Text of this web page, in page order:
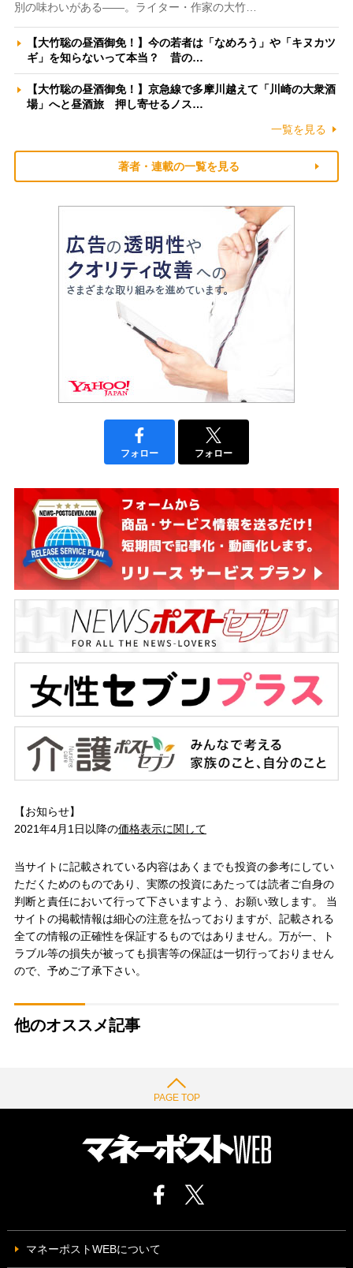
別の味わいがある――。ライター・作家の大竹…
【大竹聡の昼酒御免！】今の若者は「なめろう」や「キヌカツ
ギ」を知らないって本当？ 昔の…
【大竹聡の昼酒御免！】京急線で多摩川越えて「川崎の大衆酒
場」へと昼酒旅 押し寄せるノス…
一覧を見る
著者・連載の一覧を見る
フォロー フォロー
【お知らせ】
2021年4月1日以降の価格表示に関して
当サイトに記載されている内容はあくまでも投資の参考にしてい
ただくためのものであり、実際の投資にあたっては読者ご自身の
判断と責任において行って下さいますよう、お願い致します。 当
サイトの掲載情報は細心の注意を払っておりますが、記載される
全ての情報の正確性を保証するものではありません。万が一、ト
ラブル等の損失が被っても損害等の保証は一切行っておりません
ので、予めご了承下さい。
他のオススメ記事
PAGE TOP
マネーポストWEBについて